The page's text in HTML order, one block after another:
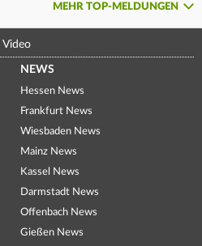
MEHR TOP-MELDUNGEN
Video
NEWS
Hessen News
Frankfurt News
Wiesbaden News
Mainz News
Kassel News
Darmstadt News
Offenbach News
Gießen News